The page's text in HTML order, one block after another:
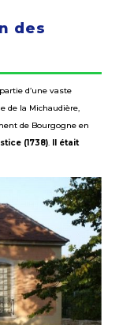
des
d’une vaste
de la Michaudière,
de Bourgogne en
(1738). Il était